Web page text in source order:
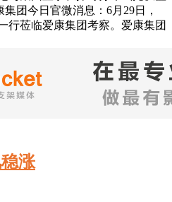
团今日官微消息：6月29日，
行莅临爱康集团考察。爱康集团
涨